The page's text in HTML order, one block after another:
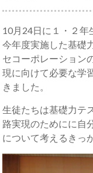
10月24日に１・２年
今年度実施した基礎
セコーポレーション
現に向けて必要な学
きました。
生徒たちは基礎力テ
路実現のためにに自
について考えるきっ